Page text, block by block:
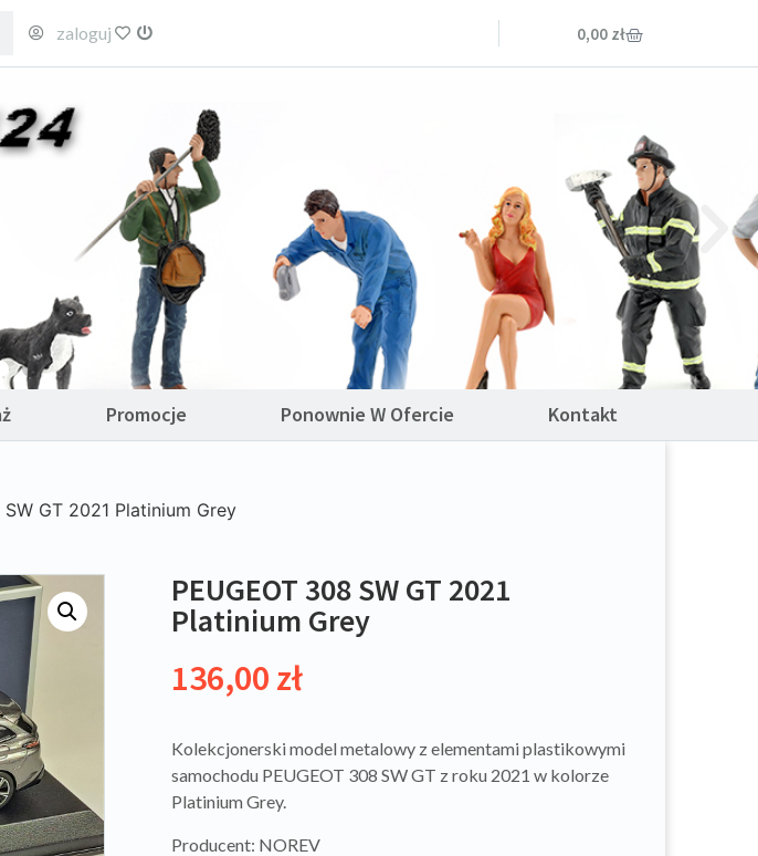
zaloguj ulubione 0,00 zł
Promocje Ponownie W Ofercie Kontakt
GT 2021 Platinium Grey
PEUGEOT 308 SW GT 2021
Platinium Grey
136,00 zł
Kolekcjonerski model metalowy z elementami plastikowymi
samochodu PEUGEOT 308 SW GT z roku 2021 w kolorze
Platinium Grey.
Producent: NOREV